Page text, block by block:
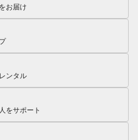
お届け
ンタル
をサポート